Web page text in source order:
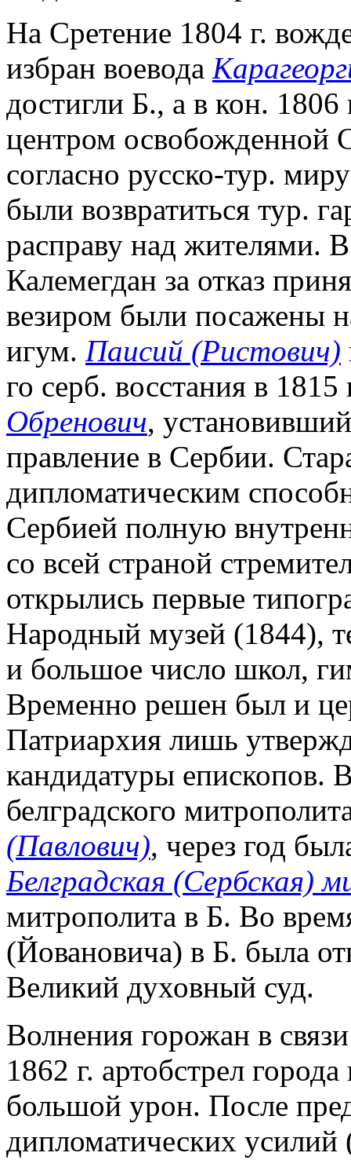
На Сретение 1804 г.
избран воевода
достигли Б., а в кон. 1806
центром освобожденной
согласно русско-тур.
были возвратиться тур.
расправу над жителями.
Калемегдан за отказ
везиром были посажены
игум. Паисий (Ристович)
го серб. восстания в
Обренович,
правление в Сербии.
дипломатическим
Сербией полную
со всей страной
открылись первые
Народный музей (1844),
и большое число школ,
Временно решен был и
Патриархия лишь
кандидатуры епископов.
белградского
(Павлович), через год
Белградская (Сербская)
митрополита в Б. Во
(Йовановича) в Б. была
Великий духовный суд.
Волнения горожан в
1862 г. артобстрел
большой урон. После
дипломатических усилий